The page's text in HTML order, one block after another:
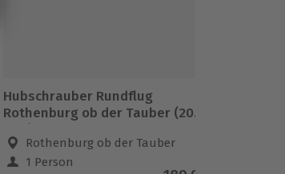
Hubschrauber Rundflug
Rothenburg ob der Tauber (20
Min.)
Rothenburg ob der Tauber
1 Person